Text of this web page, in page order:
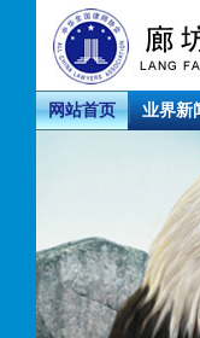
网站首页 业界新